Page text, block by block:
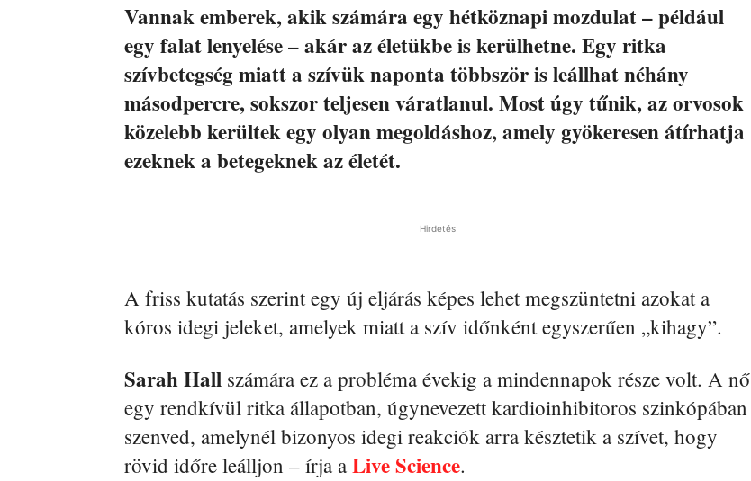
Vannak emberek, akik számára egy hétköznapi mozdulat – például
egy falat lenyelése – akár az életükbe is kerülhetne. Egy ritka
szívbetegség miatt a szívük naponta többször is leállhat néhány
másodpercre, sokszor teljesen váratlanul. Most úgy tűnik, az orvosok
közelebb kerültek egy olyan megoldáshoz, amely gyökeresen átírhatja
ezeknek a betegeknek az életét.
Hirdetés
A friss kutatás szerint egy új eljárás képes lehet megszüntetni azokat a
kóros idegi jeleket, amelyek miatt a szív időnként egyszerűen „kihagy”.
Sarah Hall számára ez a probléma évekig a mindennapok része volt. A nő
egy rendkívül ritka állapotban, úgynevezett kardioinhibitoros szinkópában
szenved, amelynél bizonyos idegi reakciók arra késztetik a szívet, hogy
rövid időre leálljon – írja a Live Science.